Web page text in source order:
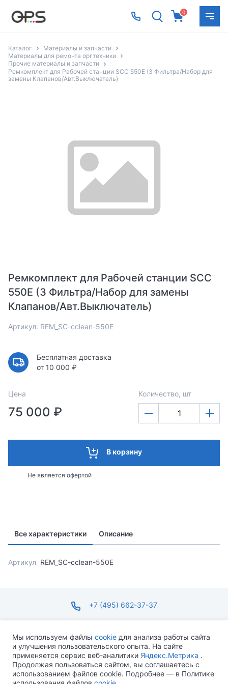
0
Каталог
Материалы и запчасти
Материалы для ремонта оргтехники
Прочие материалы и запчасти
Ремкомплект для Рабочей станции SCC 550E (3 Фильтра/Набор для
замены Клапанов/Авт.Выключатель)
Ремкомплект для Рабочей станции SCC
550E (3 Фильтра/Набор для замены
Клапанов/Авт.Выключатель)
Артикул: REM_SC-cclean-550E
Бесплатная доставка
от 10 000 ₽
Цена
75 000 ₽
Количество, шт
В корзину
Не является офертой
Все характеристики Описание
Артикул REM_SC-cclean-550E
+7 (495) 662-37-37
ПН-ПТ С 09:00 ДО 18:00 СБ-ВС ВЫХОДНОЙ
Мы используем файлы cookie для анализа работы сайта
и улучшения пользовательского опыта. На сайте
применяется сервис веб-аналитики Яндекс.Метрика .
Продолжая пользоваться сайтом, вы соглашаетесь с
использованием файлов cookie. Подробнее — в Политике